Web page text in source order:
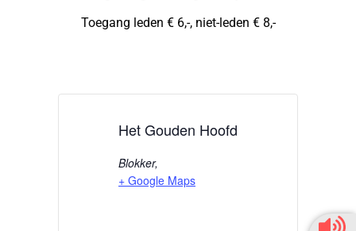
Toegang leden € 6,-, niet-leden € 8,-
Het Gouden Hoofd
Blokker,
+ Google Maps